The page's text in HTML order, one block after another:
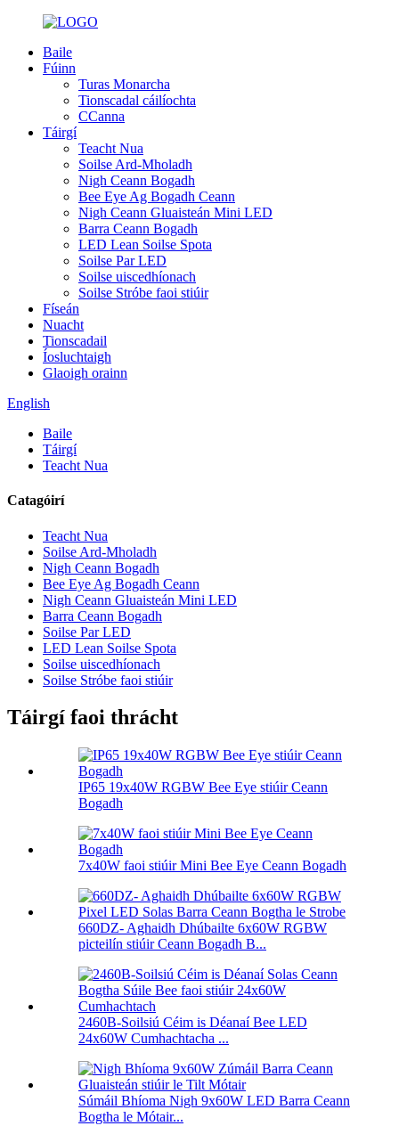
Baile
Fúinn
Turas Monarcha
Tionscadal cáilíochta
CCanna
Táirgí
Teacht Nua
Soilse Ard-Mholadh
Nigh Ceann Bogadh
Bee Eye Ag Bogadh Ceann
Nigh Ceann Gluaisteán Mini LED
Barra Ceann Bogadh
LED Lean Soilse Spota
Soilse Par LED
Soilse uiscedhíonach
Soilse Stróbe faoi stiúir
Físeán
Nuacht
Tionscadail
Íosluchtaigh
Glaoigh orainn
English
Baile
Táirgí
Teacht Nua
Catagóirí
Teacht Nua
Soilse Ard-Mholadh
Nigh Ceann Bogadh
Bee Eye Ag Bogadh Ceann
Nigh Ceann Gluaisteán Mini LED
Barra Ceann Bogadh
Soilse Par LED
LED Lean Soilse Spota
Soilse uiscedhíonach
Soilse Stróbe faoi stiúir
Táirgí faoi thrácht
IP65 19x40W RGBW Bee Eye stiúir Ceann
Bogadh
7x40W faoi stiúir Mini Bee Eye Ceann Bogadh
660DZ- Aghaidh Dhúbailte 6x60W RGBW
picteilín stiúir Ceann Bogadh B...
2460B-Soilsiú Céim is Déanaí Bee LED
24x60W Cumhachtacha ...
Súmáil Bhíoma Nigh 9x60W LED Barra Ceann
Bogtha le Mótair...